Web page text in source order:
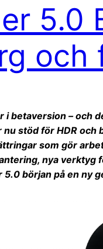
5.0
och
i betaversion – och
nu stöd för HDR
som gör
nya verktyg
början på en ny